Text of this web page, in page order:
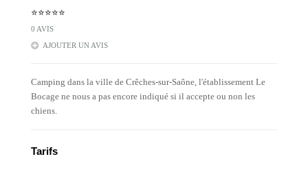
⭐⭐⭐⭐⭐
0 AVIS
AJOUTER UN AVIS
Camping dans la ville de Crêches-sur-Saône, l'établissement Le
Bocage ne nous a pas encore indiqué si il accepte ou non les
chiens.
Tarifs